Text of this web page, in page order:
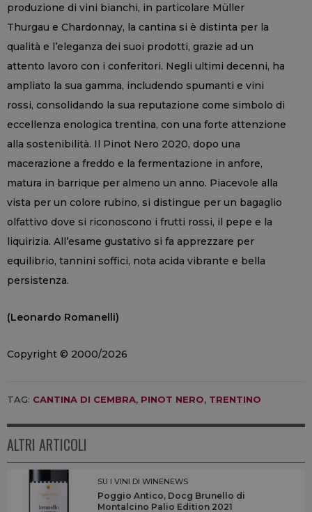
produzione di vini bianchi, in particolare Müller
Thurgau e Chardonnay, la cantina si è distinta per la
qualità e l’eleganza dei suoi prodotti, grazie ad un
attento lavoro con i conferitori. Negli ultimi decenni, ha
ampliato la sua gamma, includendo spumanti e vini
rossi, consolidando la sua reputazione come simbolo di
eccellenza enologica trentina, con una forte attenzione
alla sostenibilità. Il Pinot Nero 2020, dopo una
macerazione a freddo e la fermentazione in anfore,
matura in barrique per almeno un anno. Piacevole alla
vista per un colore rubino, si distingue per un bagaglio
olfattivo dove si riconoscono i frutti rossi, il pepe e la
liquirizia. All’esame gustativo si fa apprezzare per
equilibrio, tannini soffici, nota acida vibrante e bella
persistenza.
(Leonardo Romanelli)
Copyright © 2000/2026
TAG: CANTINA DI CEMBRA, PINOT NERO, TRENTINO
ALTRI ARTICOLI
SU I VINI DI WINENEWS
Poggio Antico, Docg Brunello di
Montalcino Palio Edition 2021